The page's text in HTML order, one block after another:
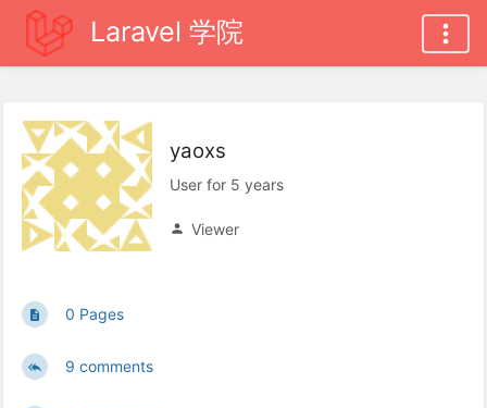
Laravel 学院
yaoxs
User for 5 years
Viewer
0 Pages
9 comments